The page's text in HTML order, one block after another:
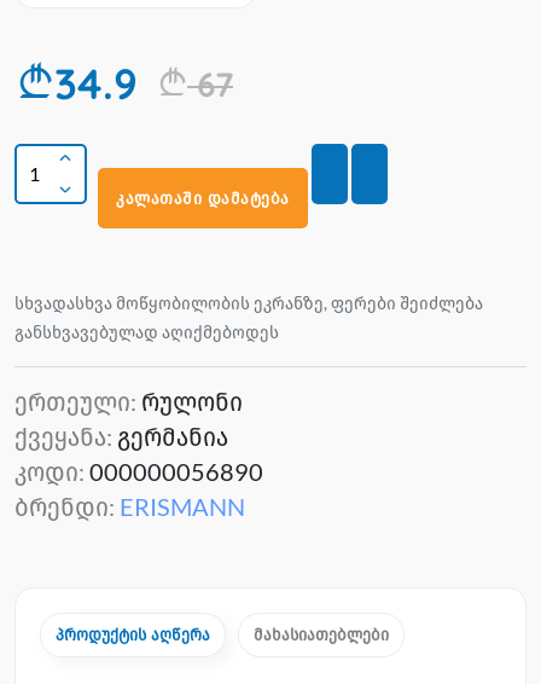
34.9 67
კალათაში დამატება
სხვადასხვა მოწყობილობის ეკრანზე, ფერები შეიძლება
განსხვავებულად აღიქმებოდეს
ერთეული: რულონი
ქვეყანა: გერმანია
კოდი: 000000056890
ბრენდი: ERISMANN
პროდუქტის აღწერა მახასიათებლები